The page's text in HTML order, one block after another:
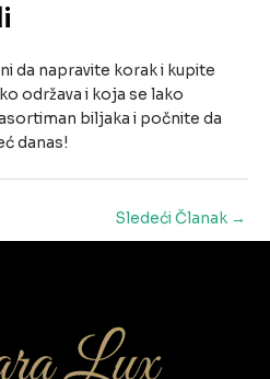
da napravite korak i kupite
održava i koja se lako
biljaka i počnite da
danas!
Sledeći Članak →